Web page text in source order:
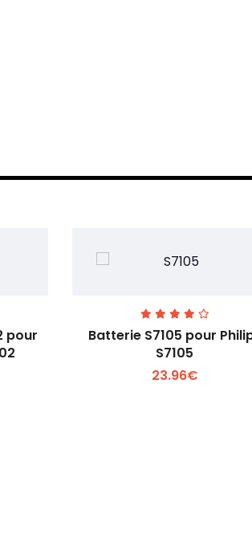
pour
Voir plus +
Batterie S7105 pour
S7105
23.96€